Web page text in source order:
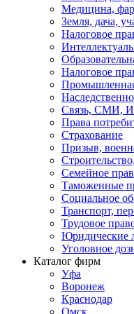
Медицина,
Земля, дача,
Налоговое
Налоговое
Промышленная
Связь, СМИ,
Права
Страхование
Призыв,
Семейное
Таможенные
Социальное
Транспорт,
Трудовое
Юридические
Уголовное
Каталог фирм
Уфа
Воронеж
Краснодар
Омск